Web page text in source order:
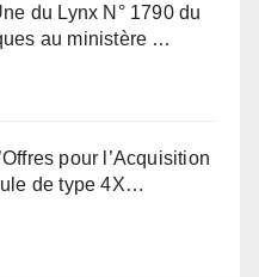
du Lynx N° 1790 du
au ministère …
pour l’Acquisition
de type 4X…